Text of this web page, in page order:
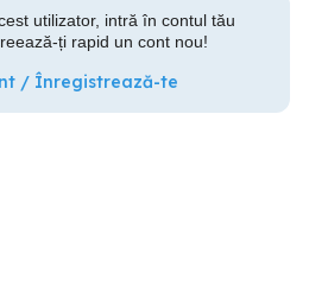
utilizator, intră în contul tău
ți rapid un cont nou!
/ Înregistrează-te